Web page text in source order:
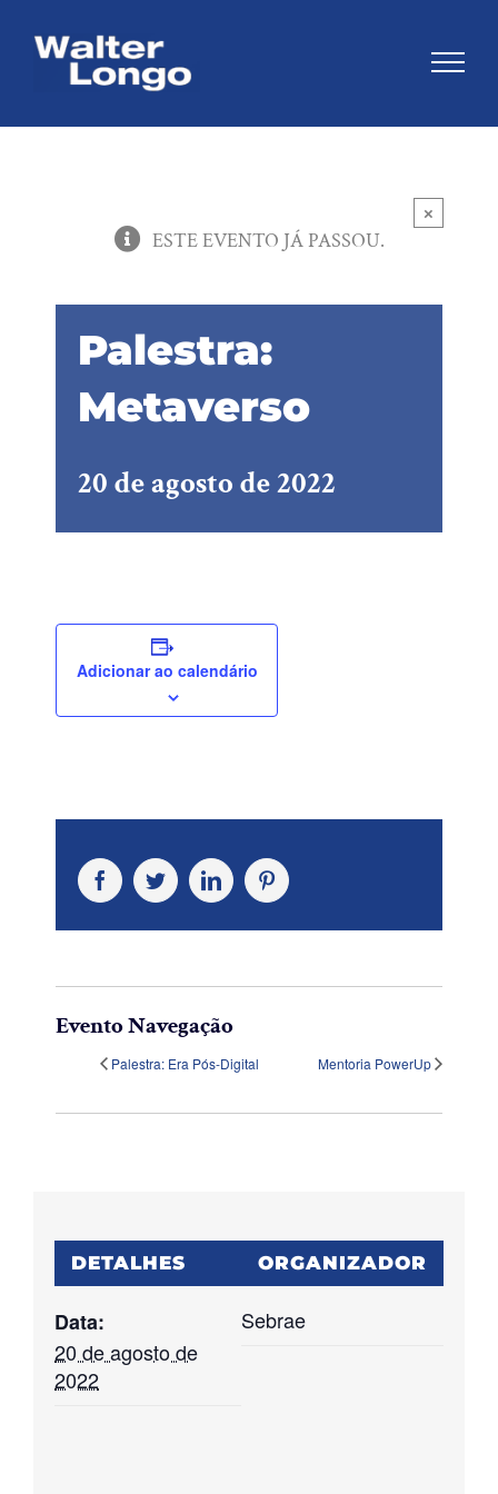
×
ESTE EVENTO JÁ PASSOU.
Palestra:
Metaverso
20 de agosto de 2022
Adicionar ao calendário
FacebookTwitterLinkedInPinterest
Evento Navegação
Palestra: Era Pós-Digital Mentoria PowerUp
DETALHES
Data:
20 de agosto de
2022
ORGANIZADOR
Sebrae